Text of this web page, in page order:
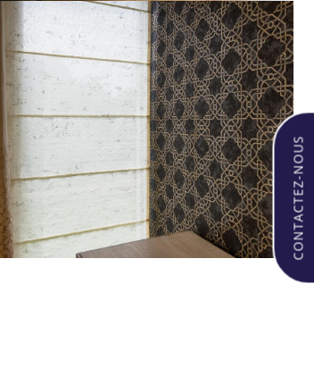
CONTACTEZ-NOUS